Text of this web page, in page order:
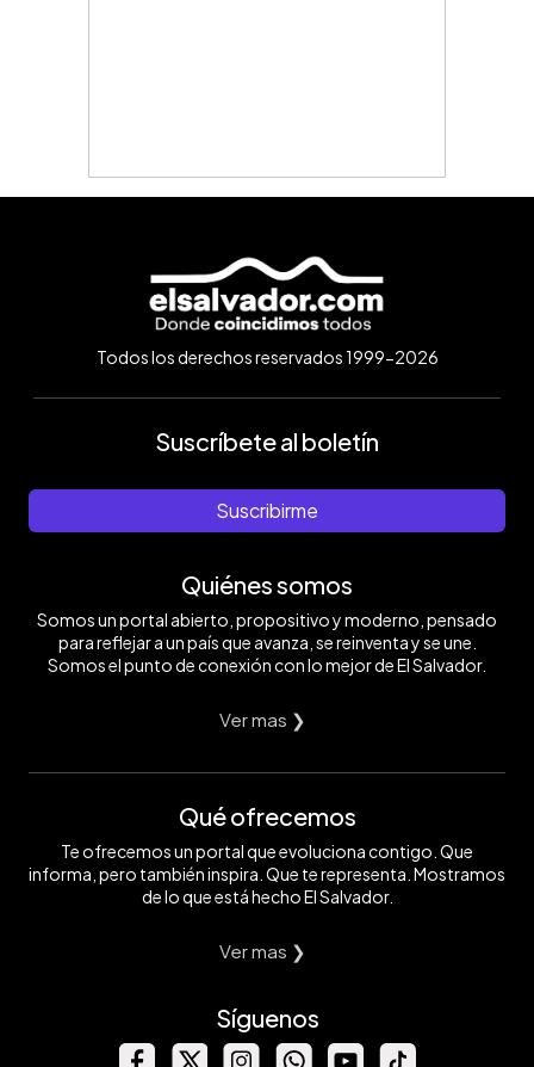
Todos los derechos reservados 1999-2026
Suscríbete al boletín
Suscribirme
Quiénes somos
Somos un portal abierto, propositivo y moderno, pensado
para reflejar a un país que avanza, se reinventa y se une.
Somos el punto de conexión con lo mejor de El Salvador.
Ver mas ❯
Qué ofrecemos
Te ofrecemos un portal que evoluciona contigo. Que
informa, pero también inspira. Que te representa. Mostramos
de lo que está hecho El Salvador.
Ver mas ❯
Síguenos